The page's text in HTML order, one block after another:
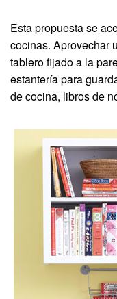
Esta propuesta se
cocinas. Aprovechar
tablero fijado a la
estantería para
de cocina, libros de